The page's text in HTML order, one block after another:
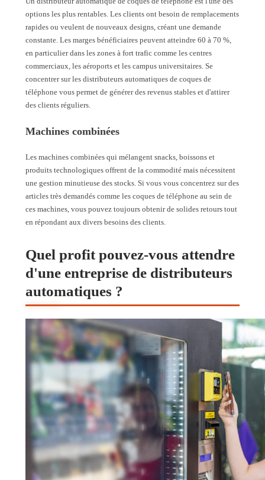
options les plus rentables. Les clients ont besoin de remplacements
rapides ou veulent de nouveaux designs, créant une demande
constante. Les marges bénéficiaires peuvent atteindre 60 à 70 %,
en particulier dans les zones à fort trafic comme les centres
commerciaux, les aéroports et les campus universitaires. Se
concentrer sur les distributeurs automatiques de coques de
téléphone vous permet de générer des revenus stables et d'attirer
des clients réguliers.
Machines combinées
Les machines combinées qui mélangent snacks, boissons et
produits technologiques offrent de la commodité mais nécessitent
une gestion minutieuse des stocks. Si vous vous concentrez sur des
articles très demandés comme les coques de téléphone au sein de
ces machines, vous pouvez toujours obtenir de solides retours tout
en répondant aux divers besoins des clients.
Quel profit pouvez-vous attendre
d'une entreprise de distributeurs
automatiques ?